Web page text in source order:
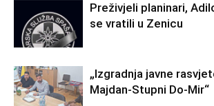
Preživjeli planinari,
se vratili u Zenicu
„Izgradnja javne
Majdan-Stupni Do-Mir“